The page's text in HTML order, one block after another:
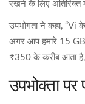
रखने के लिए अतिरिक्त
उपभोगता ने कहा,
अगर आप हमारे 15
₹350 के करीब आता है,
उपभोक्ता पर